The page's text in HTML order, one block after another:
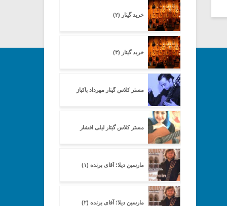
خرید گیتار (۲)
خرید گیتار (۳)
مستر کلاس گیتار مهرداد پاکباز
مستر کلاس گیتار لیلی افشار
مارسین دیلا؛ آقای برنده (۱)
مارسین دیلا؛ آقای برنده (۲)